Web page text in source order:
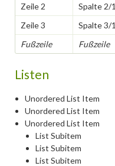
Fußzeile Fußzeile
Zeile 2
Spalte 2/1
Zeile 3
Spalte 3/1
Listen
Unordered List Item
Unordered List Item
Unordered List Item
List Subitem
List Subitem
List Subitem